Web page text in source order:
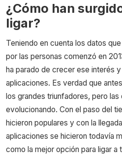
¿Cómo han
ligar?
Teniendo en cuenta los datos
por las personas comenzó en
ha parado de crecer ese interés
aplicaciones. Es verdad que
los grandes triunfadores, pero las
evolucionando. Con el paso del
hicieron populares y con la
aplicaciones se hicieron todavía
como la mejor opción para ligar a